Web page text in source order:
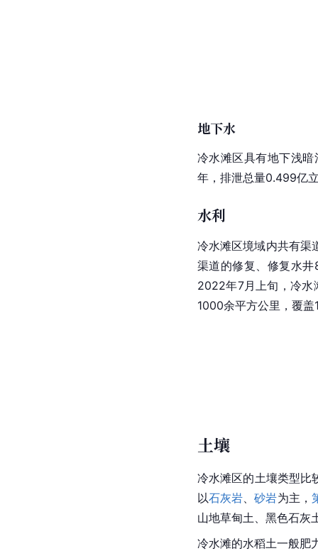
地下水
冷水滩区具有地下浅暗
年，排泄总量0.499亿
水利
冷水滩区境域内共有渠
渠道的修复、修复水井
2022年7月上旬，冷水
1000余平方公里，覆
土壤
冷水滩区的土壤类型比
以石灰岩 、砂岩为主，
山地草甸土、黑色石灰
冷水滩的水稻土一般肥